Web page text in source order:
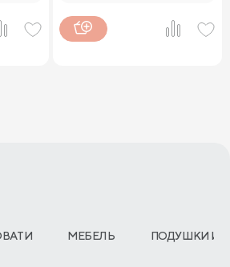
МЕБЕЛЬ ПОДУШКИ И